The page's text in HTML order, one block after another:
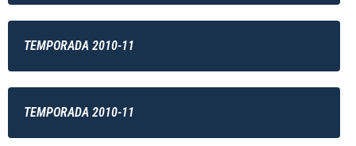
TEMPORADA 2010-11
TEMPORADA 2010-11